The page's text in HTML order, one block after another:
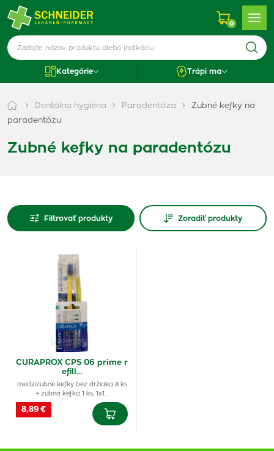
0
Kategórie Trápi ma
Dentálna hygiena Paradentóza
Zubné kefky na
paradentózu
Zubné kefky na paradentózu
Filtrovať produkty Zoradiť produkty
CURAPROX CPS 06 prime r
efill…
medzizubné kefky bez držiaka 8 ks
+ zubná kefka 1 ks, 1x1…
8,89 €